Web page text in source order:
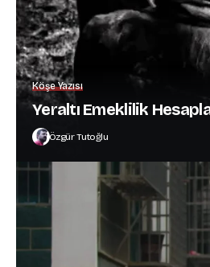
Köşe Yazısı
Yeraltı Emeklilik
Özgür Tutoğlu